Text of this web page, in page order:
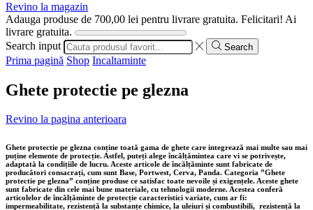
Revino la magazin
Adauga produse de 700,00 lei pentru livrare gratuita. Felicitari! Ai
livrare gratuita.
Search input
Search
Prima pagină Shop Incaltaminte
Ghete protectie pe glezna
Revino la pagina anterioara
Ghete protectie pe glezna conține toată gama de ghete care integrează mai multe sau mai
puține elemente de protecție. Astfel, puteți alege încălțămintea care vi se potrivește,
adaptată la condițiile de lucru. Aceste articole de încălțăminte sunt fabricate de
producători consacrați, cum sunt Base, Portwest, Cerva, Panda. Categoria ”Ghete
protectie pe glezna” conține produse ce satisfac toate nevoile și exigențele. Aceste ghete
sunt fabricate din cele mai bune materiale, cu tehnologii moderne. Acestea conferă
articolelor de încălțăminte de protecție caracteristici variate, cum ar fi:
impermeabilitate, rezistență la substanțe chimice, la uleiuri și combustibili, rezistență la